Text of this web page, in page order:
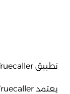
تطبيق Truecaller
يعتمد Truecaller على